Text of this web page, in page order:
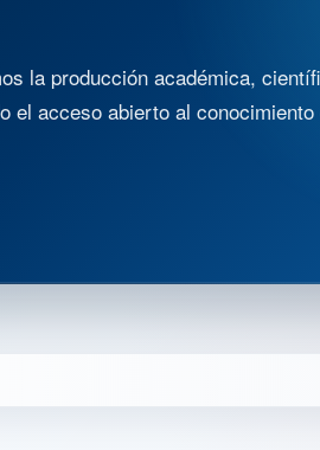
la producción académica,
el acceso abierto al